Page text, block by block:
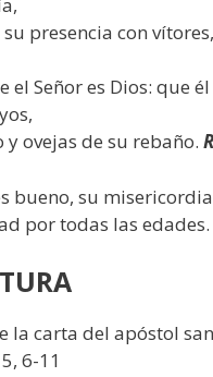
presencia con vítores,
el Señor es Dios: que
ovejas de su rebaño.
bueno, su
por todas las edades.
la carta del apóstol
6-11